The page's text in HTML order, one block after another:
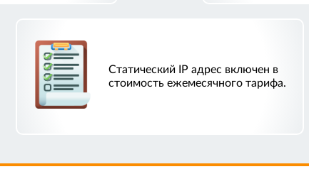
Статический IP адрес включен в
стоимость ежемесячного тарифа.